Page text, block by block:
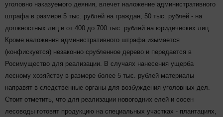
уголовно наказуемого деяния, влечет наложение административного
штрафа в размере 5 тыс. рублей на граждан, 50 тыс. рублей - на
должностных лиц и от 400 до 700 тыс. рублей на юридических лиц.
Кроме наложения административного штрафа изымается
(конфискуется) незаконно срубленное дерево и передается в
Росимущество для реализации. В случаях нанесения ущерба
лесному хозяйству в размере более 5 тыс. рублей материалы
направят в следственные органы для возбуждения уголовных дел.
Стоит отметить, что для реализации новогодних елей и сосен
лесоводы готовят продукцию на специальных участках - плантациях,